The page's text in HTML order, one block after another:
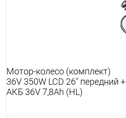
Мотор-колесо (комплект)
36V 350W LCD 26" передний +
АКБ 36V 7,8Ah (HL)